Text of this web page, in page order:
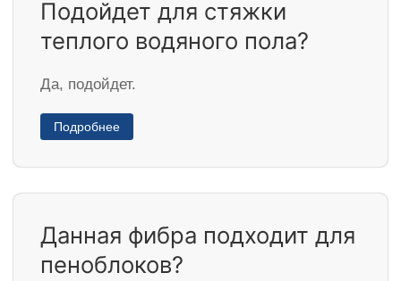
Подойдет для стяжки
теплого водяного пола?
Да, подойдет.
Подробнее
Данная фибра подходит для
пеноблоков?